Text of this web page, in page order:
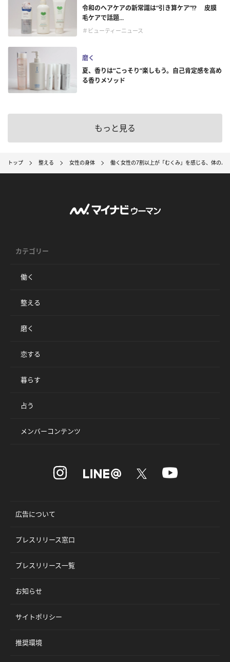
令和のヘアケアの新常識は“引き算ケア”!? 皮膜
毛ケアで話題...
＃ビューティーニュース
磨く
夏、香りは“こっそり”楽しもう。自己肯定感を高め
る香りメソッド
もっと見る
トップ 整える 女性の身体 働く女性の7割以上が「むくみ」を感じる、体のパ
カテゴリー
働く
整える
磨く
恋する
暮らす
占う
メンバーコンテンツ
広告について
プレスリリース窓口
プレスリリース一覧
お知らせ
サイトポリシー
推奨環境